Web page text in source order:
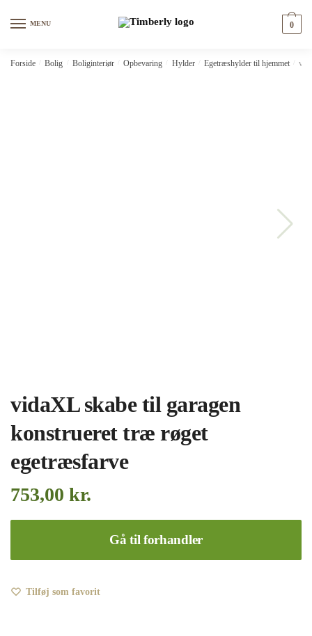
MENU 0
Forside Bolig Boliginteriør Opbevaring Hylder Egetræshylder til hjemmet
vidaXL skabe til garagen
konstrueret træ røget
egetræsfarve
753,00 kr.
Gå til forhandler
Tilføj som favorit